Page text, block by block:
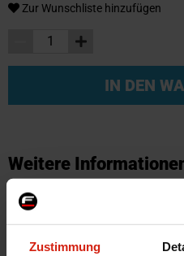
Zustimmung
Zur Wunschliste hinzufügen
IN DEN
Weitere
Weitere
Informationen
SKU
Marke
Zertifikat
Kein